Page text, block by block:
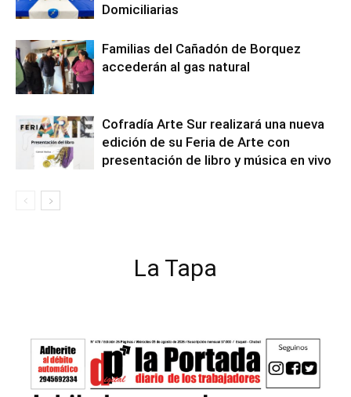
Domiciliarias
Familias del Cañadón de Borquez
accederán al gas natural
Cofradía Arte Sur realizará una nueva
edición de su Feria de Arte con
presentación de libro y música en vivo
La Tapa